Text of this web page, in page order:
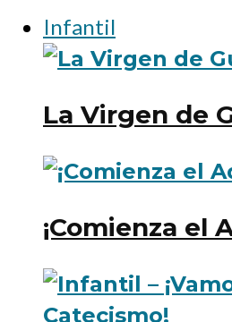
Infantil
La Virgen de
¡Comienza el